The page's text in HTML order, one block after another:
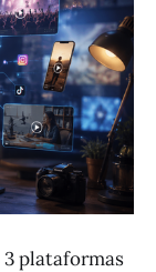
3 plataformas